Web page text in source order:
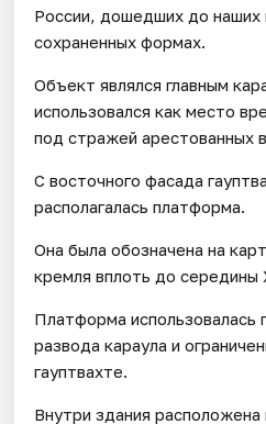
России, дошедших до наших
сохраненных формах.
Объект являлся главным
использовался как место
под стражей арестованных
С восточного фасада
располагалась платформа.
Она была обозначена на
кремля вплоть до середины
Платформа использовалась
развода караула и
гауптвахте.
Внутри здания расположена